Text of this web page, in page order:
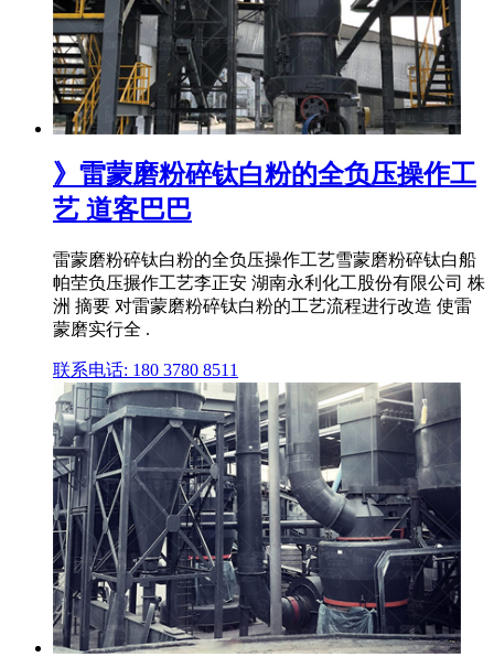
》雷蒙磨粉碎钛白粉的全负压操作工
艺 道客巴巴
雷蒙磨粉碎钛白粉的全负压操作工艺雪蒙磨粉碎钛白船
帕茔负压搌作工艺李正安 湖南永利化工股份有限公司 株
洲 摘要 对雷蒙磨粉碎钛白粉的工艺流程进行改造 使雷
蒙磨实行全 .
联系电话: 180 3780 8511